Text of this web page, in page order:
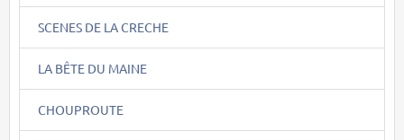
SCENES DE LA CRECHE
LA BÊTE DU MAINE
CHOUPROUTE